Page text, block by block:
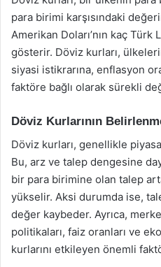
para birimi karşısındaki
Amerikan Doları’nın kaç Türk
gösterir. Döviz kurları,
siyasi istikrarına, enflasyon
faktöre bağlı olarak sürekli
Döviz Kurlarının
Döviz kurları, genellikle
Bu, arz ve talep dengesine
bir para birimine olan talep
yükselir. Aksi durumda ise,
değer kaybeder. Ayrıca,
politikaları, faiz oranları ve
kurlarını etkileyen önemli